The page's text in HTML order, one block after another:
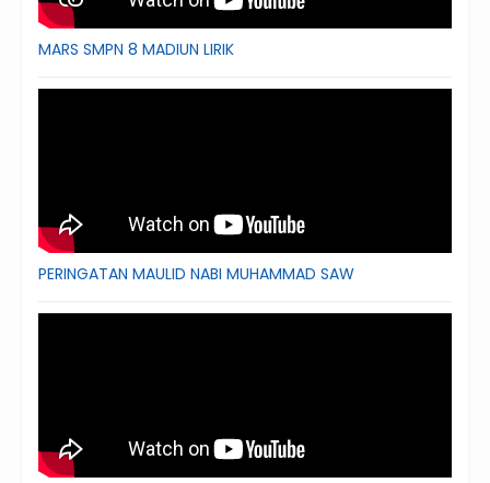
MARS SMPN 8 MADIUN LIRIK
PERINGATAN MAULID NABI MUHAMMAD SAW